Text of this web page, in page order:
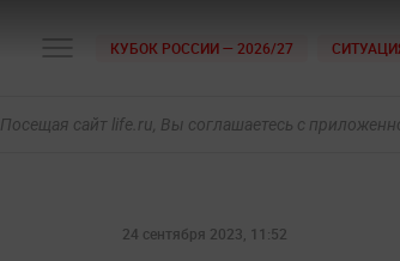
КУБОК РОССИИ — 2026/27
Посещая сайт life.ru, Вы соглашаетесь с
24 сентября 2023, 11:52